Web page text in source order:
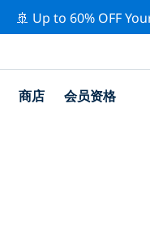
🚢 Up to 60% OFF
商店 会员资格